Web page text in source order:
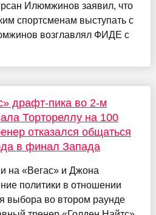
Илюмжинов заявил, что
спортсменам выступать с
возглавлял ФИДЕ с
драфт-пика во 2-м
Тортореллу на 100
отказался общаться
в финал Запада
на «Вегас» и Джона
политики в отношении
выбора во втором раунде